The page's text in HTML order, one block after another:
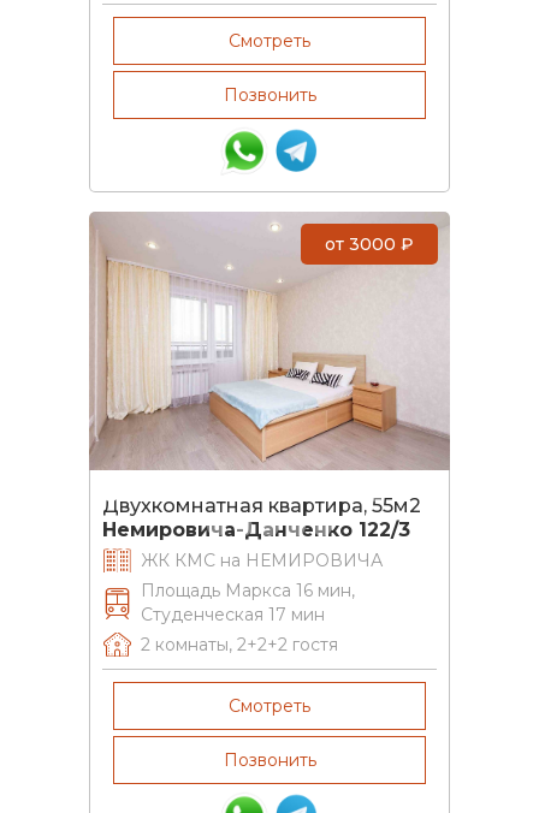
Смотреть
Позвонить
от 3000 ₽
Двухкомнатная квартира, 55м2
Немировича-Данченко 122/3
ЖК КМС на НЕМИРОВИЧА
Площадь Маркса 16 мин,
Студенческая 17 мин
2 комнаты, 2+2+2 гостя
Смотреть
Позвонить